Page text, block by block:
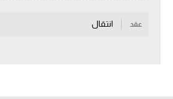
منتخب مصر
عقد انتقال